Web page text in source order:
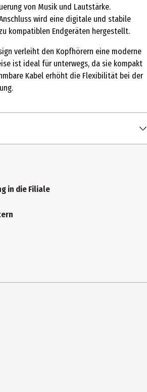
von Musik und Lautstärke.
wird eine digitale und stabile
kompatiblen Endgeräten hergestellt.
verleiht den Kopfhörern eine moderne
ist ideal für unterwegs, da sie kompakt
Kabel erhöht die Flexibilität bei der
in die Filiale